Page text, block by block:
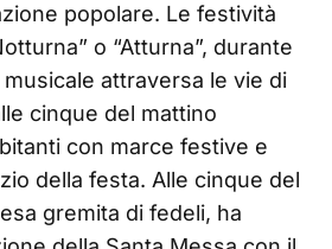
popolare. Le festività
o “Atturna”, durante
musicale attraversa le vie di
cinque del mattino
con marce festive e
della festa. Alle cinque del
gremita di fedeli, ha